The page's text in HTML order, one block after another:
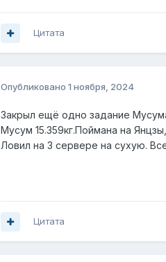
Цитата
Опубликовано 1 ноября, 2024
Закрыл ещё одно задание
Мусум 15.359кг.Поймана на
Ловил на 3 сервере на сухую.
Цитата